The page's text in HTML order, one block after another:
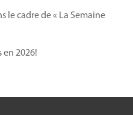
le cadre de « La Semaine
en 2026!